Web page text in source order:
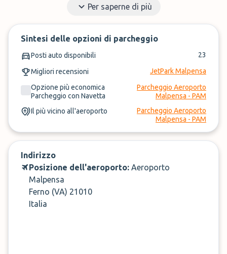
Usa il nostro sito per comparare i migliori parcheggi
disponibili dal aeroporto Milano Malpensa parcheggio. Ti
basterà inserire le date di partenza e arrivo, e il gioco è
fatto! Scegli il servizio più adatto a te, che sia shuttle
Grazie alle recensioni dei nostri clienti potrai farti un’idea
del servizio offerto dal parcheggio aeroporto Malpensa,
potrai poi prenotare il tuo posto al miglior prezzo.
Se vuoi saperne di più sulle opzioni disponibili, come
funzionano i parcheggi ed altro ancora, continua a
leggere, ti spiegheremo tutto!
Per saperne di più
Sintesi delle opzioni di parcheggio
Posti auto disponibili 23
Migliori recensioni
JetPark Malpensa
Opzione più economica
Parcheggio con Navetta
Parcheggio Aeroporto
Malpensa - PAM
Il più vicino all'aeroporto
Parcheggio Aeroporto
Malpensa - PAM
Indirizzo
Posizione dell'aeroporto: Aeroporto
Malpensa
Ferno (VA) 21010
Italia